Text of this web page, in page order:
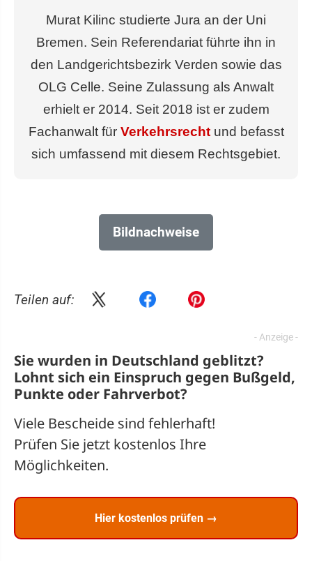
Murat Kilinc studierte Jura an der Uni
Bremen. Sein Referendariat führte ihn in
den Landgerichtsbezirk Verden sowie das
OLG Celle. Seine Zulassung als Anwalt
erhielt er 2014. Seit 2018 ist er zudem
Fachanwalt für Verkehrsrechtund befasst
sich umfassend mit diesem Rechtsgebiet.
Bildnachweise
Teilen auf:
Sie wurden in Deutschland geblitzt?
Lohnt sich ein Einspruch gegen Bußgeld,
Punkte oder Fahrverbot?
Viele Bescheide sind fehlerhaft!
Prüfen Sie jetzt kostenlos Ihre
Möglichkeiten.
Hier kostenlos prüfen →